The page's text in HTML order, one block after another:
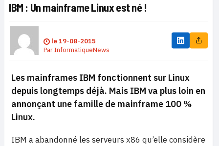
IBM : Un mainframe Linux est né !
le19-08-2015
ParInformatiqueNews
Les mainframes IBM fonctionnent sur Linux
depuis longtemps déjà. Mais IBM va plus loin en
annonçant une famille de mainframe 100 %
Linux.
IBM a abandonné les serveurs x86 qu’elle considère